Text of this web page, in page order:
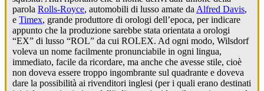
parola Rolls-Royce, automobili di lusso amate da Alfred Davis,
e Timex, grande produttore di orologi dell’epoca, per indicare
appunto che la produzione sarebbe stata orientata a orologi
“EX” di lusso “ROL” da cui ROLEX. Ad ogni modo, Wilsdorf
voleva un nome facilmente pronunciabile in ogni lingua,
immediato, facile da ricordare, ma anche che avesse stile, cioè
non doveva essere troppo ingombrante sul quadrante e doveva
dare la possibilità ai rivenditori inglesi (per i quali erano destinati